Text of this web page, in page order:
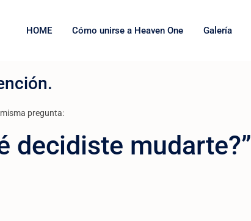
HOME Cómo unirse a Heaven One Galería
pregunta:
decidiste mudarte?”